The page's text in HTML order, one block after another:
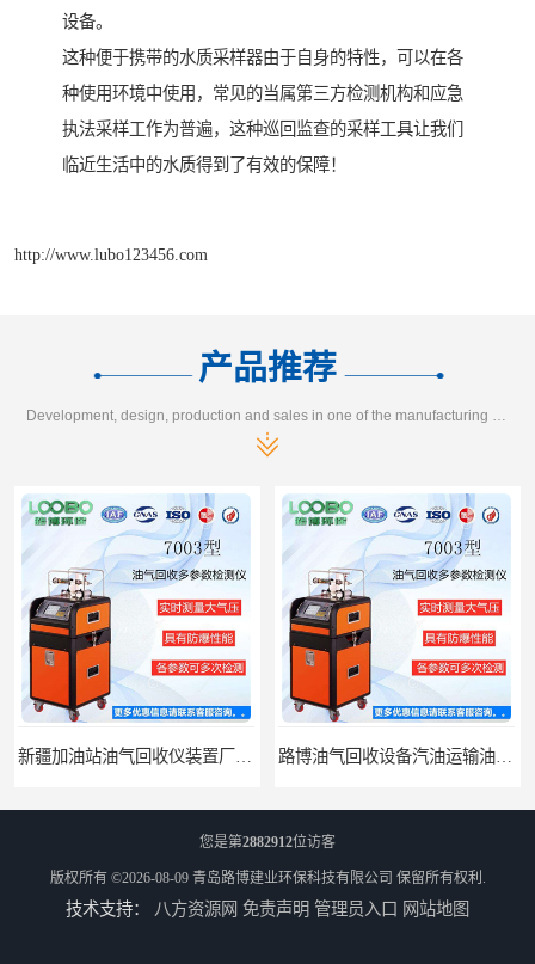
设备。
这种便于携带的水质采样器由于自身的特性，可以在各
种使用环境中使用，常见的当属第三方检测机构和应急
执法采样工作为普遍，这种巡回监查的采样工具让我们
临近生活中的水质得到了有效的保障！
http://www.lubo123456.com
产品推荐
新疆加油站油气回收仪装置厂家报价 路博油气回收设备汽油运输油气回收设备厂家直销
您是第2882912位访客
版权所有 ©2026-08-09 青岛路博建业环保科技有限公司 保留所有权利.
技术支持： 八方资源网 免责声明 管理员入口 网站地图